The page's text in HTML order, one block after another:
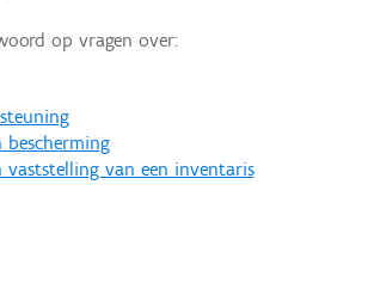
op vragen over:
bescherming
vaststelling van een inventaris